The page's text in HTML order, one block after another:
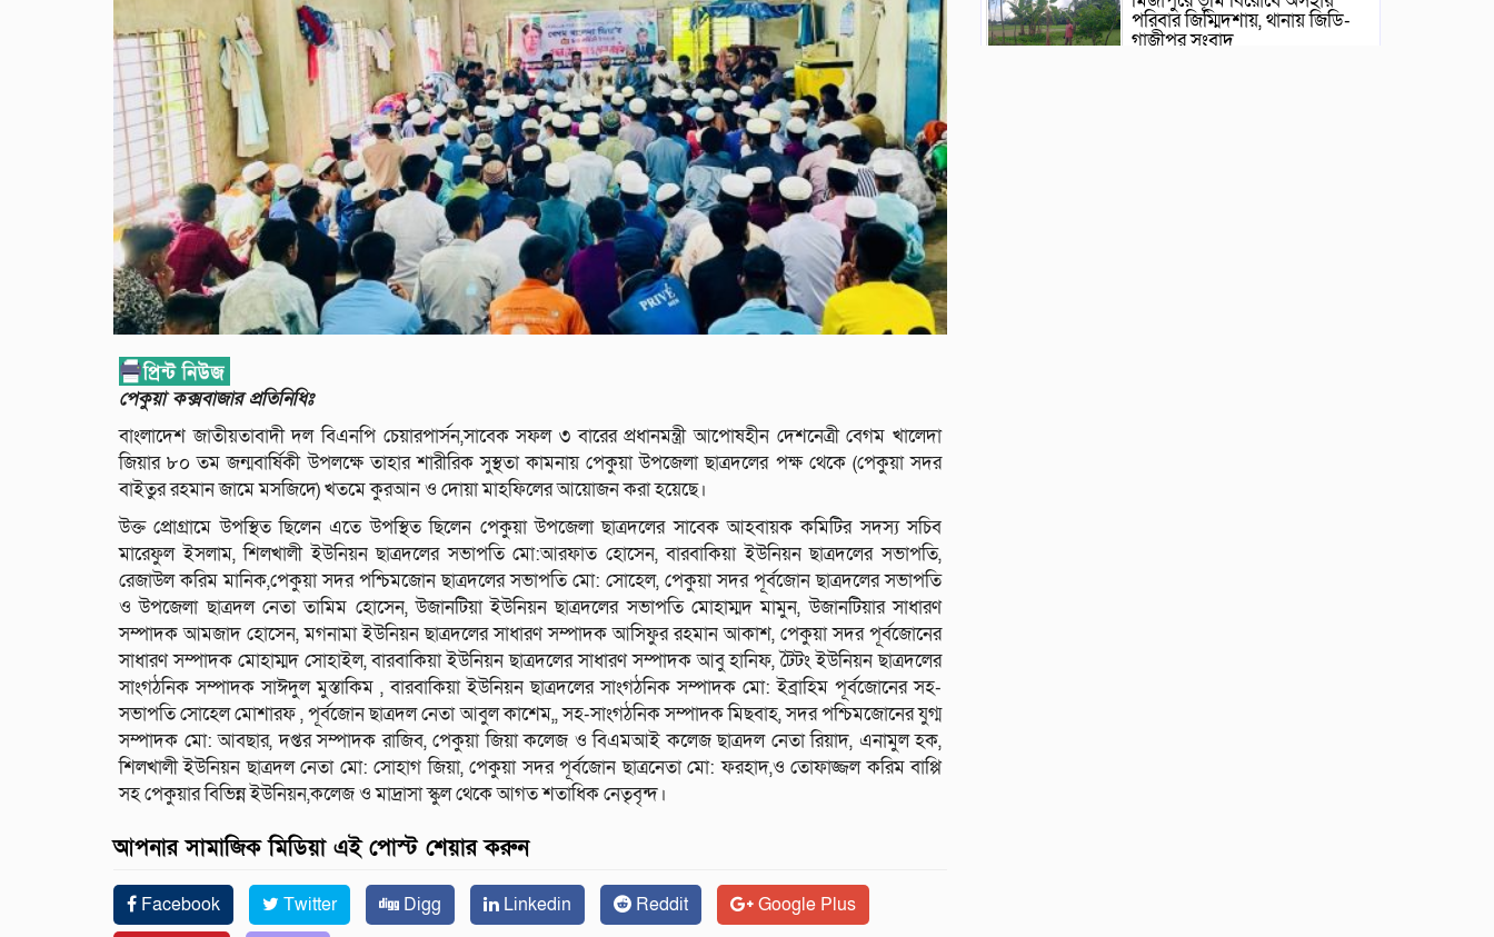
পেকুয়া কক্সবাজার প্রতিনিধিঃ
বাংলাদেশ জাতীয়তাবাদী দল বিএনপি চেয়ারপার্সন,সাবেক সফল ৩ বারের প্রধানমন্ত্রী আপোষহীন দেশনেত্রী বেগম খালেদা
জিয়ার ৮০ তম জন্মবার্ষিকী উপলক্ষে তাহার শারীরিক সুস্থতা কামনায় পেকুয়া উপজেলা ছাত্রদলের পক্ষ থেকে (পেকুয়া সদর
বাইতুর রহমান জামে মসজিদে) খতমে কুরআন ও দোয়া মাহফিলের আয়োজন করা হয়েছে।
উক্ত প্রোগ্রামে উপস্থিত ছিলেন এতে উপস্থিত ছিলেন পেকুয়া উপজেলা ছাত্রদলের সাবেক আহবায়ক কমিটির সদস্য সচিব
মারেফুল ইসলাম, শিলখালী ইউনিয়ন ছাত্রদলের সভাপতি মো:আরফাত হোসেন, বারবাকিয়া ইউনিয়ন ছাত্রদলের সভাপতি,
রেজাউল করিম মানিক,পেকুয়া সদর পশ্চিমজোন ছাত্রদলের সভাপতি মো: সোহেল, পেকুয়া সদর পূর্বজোন ছাত্রদলের সভাপতি
ও উপজেলা ছাত্রদল নেতা তামিম হোসেন, উজানটিয়া ইউনিয়ন ছাত্রদলের সভাপতি মোহাম্মদ মামুন, উজানটিয়ার সাধারণ
সম্পাদক আমজাদ হোসেন, মগনামা ইউনিয়ন ছাত্রদলের সাধারণ সম্পাদক আসিফুর রহমান আকাশ, পেকুয়া সদর পূর্বজোনের
সাধারণ সম্পাদক মোহাম্মদ সোহাইল, বারবাকিয়া ইউনিয়ন ছাত্রদলের সাধারণ সম্পাদক আবু হানিফ, টৈটং ইউনিয়ন ছাত্রদলের
সাংগঠনিক সম্পাদক সাঈদুল মুস্তাকিম , বারবাকিয়া ইউনিয়ন ছাত্রদলের সাংগঠনিক সম্পাদক মো: ইব্রাহিম পূর্বজোনের সহ-
সভাপতি সোহেল মোশারফ , পূর্বজোন ছাত্রদল নেতা আবুল কাশেম,, সহ-সাংগঠনিক সম্পাদক মিছবাহ, সদর পশ্চিমজোনের যুগ্ম
সম্পাদক মো: আবছার, দপ্তর সম্পাদক রাজিব, পেকুয়া জিয়া কলেজ ও বিএমআই কলেজ ছাত্রদল নেতা রিয়াদ, এনামুল হক,
শিলখালী ইউনিয়ন ছাত্রদল নেতা মো: সোহাগ জিয়া, পেকুয়া সদর পূর্বজোন ছাত্রনেতা মো: ফরহাদ,ও তোফাজ্জল করিম বাপ্পি
সহ পেকুয়ার বিভিন্ন ইউনিয়ন,কলেজ ও মাদ্রাসা স্কুল থেকে আগত শতাধিক নেতৃবৃন্দ।
আপনার সামাজিক মিডিয়া এই পোস্ট শেয়ার করুন
Facebook Twitter Digg Linkedin Reddit
Google Plus
পরিবার জিম্মিদশায়, থানায় জিডি-
গাজীপুর সংবাদ